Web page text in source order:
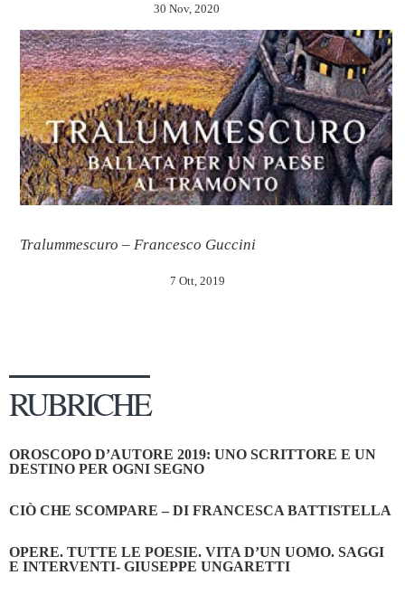
30 Nov, 2020
Tralummescuro – Francesco Guccini
7 Ott, 2019
RUBRICHE
OROSCOPO D’AUTORE 2019: UNO SCRITTORE E UN
DESTINO PER OGNI SEGNO
CIÒ CHE SCOMPARE – DI FRANCESCA BATTISTELLA
OPERE. TUTTE LE POESIE. VITA D’UN UOMO. SAGGI
E INTERVENTI- GIUSEPPE UNGARETTI